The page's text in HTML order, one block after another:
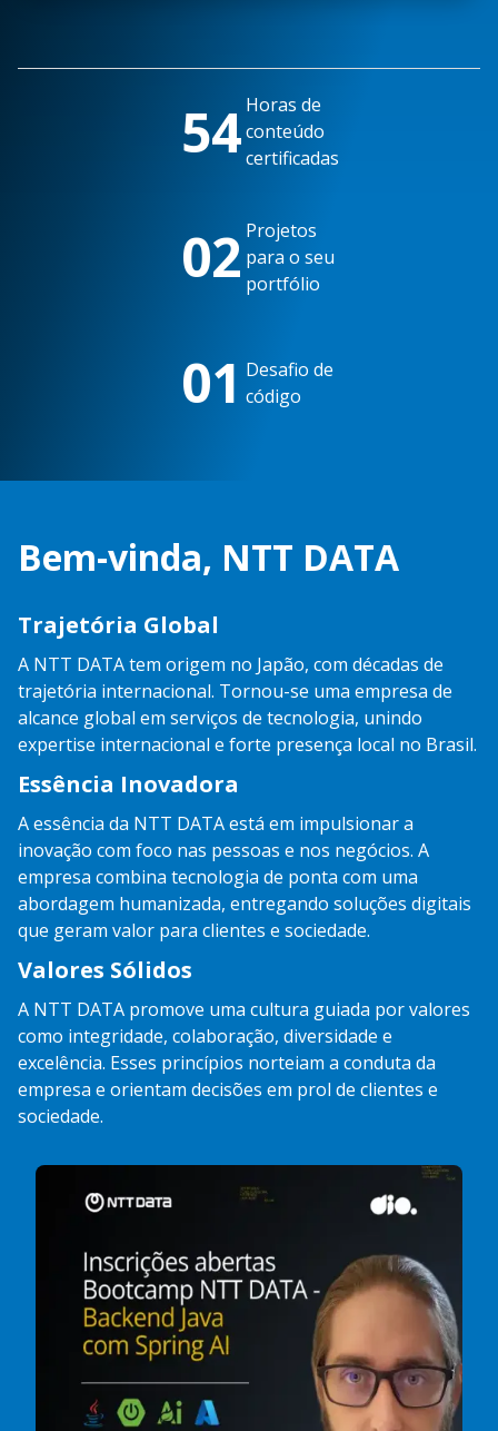
54 Horas de
conteúdo
certificadas
02 Projetos
para o seu
portfólio
01 Desafio de
código
Bem-vinda, NTT DATA
Trajetória Global
A NTT DATA tem origem no Japão, com décadas de
trajetória internacional. Tornou-se uma empresa de
alcance global em serviços de tecnologia, unindo
expertise internacional e forte presença local no Brasil.
Essência Inovadora
A essência da NTT DATA está em impulsionar a
inovação com foco nas pessoas e nos negócios. A
empresa combina tecnologia de ponta com uma
abordagem humanizada, entregando soluções digitais
que geram valor para clientes e sociedade.
Valores Sólidos
A NTT DATA promove uma cultura guiada por valores
como integridade, colaboração, diversidade e
excelência. Esses princípios norteiam a conduta da
empresa e orientam decisões em prol de clientes e
sociedade.